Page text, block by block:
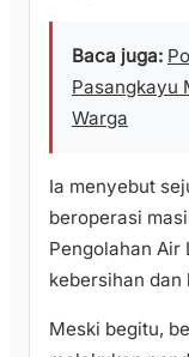
Baca juga:
Pasangkayu
Warga
Ia menyebut
beroperasi
Pengolahan Air
kebersihan dan
Meski begitu,